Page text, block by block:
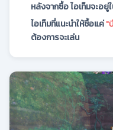
หลังจากซื้อ ไอเท็มจะอยู่
ไอเท็มที่แนะนำให้ซื้อแค่"
ต้องการจะเล่น